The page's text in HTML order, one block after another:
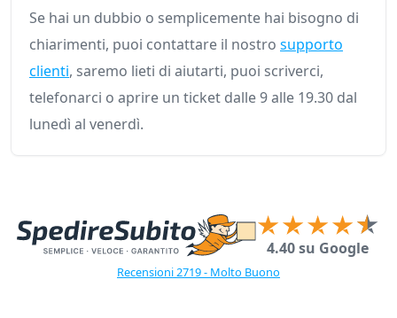
Se hai un dubbio o semplicemente hai bisogno di
chiarimenti, puoi contattare il nostro supporto
clienti, saremo lieti di aiutarti, puoi scriverci,
telefonarci o aprire un ticket dalle 9 alle 19.30 dal
lunedì al venerdì.
4.40 su Google
Recensioni 2719 - Molto Buono